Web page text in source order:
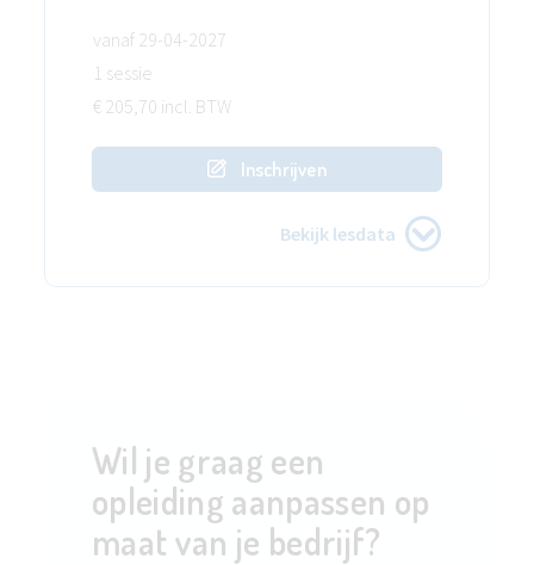
vanaf 29-04-2027
1 sessie
€ 205,70 incl. BTW
Inschrijven
Bekijk lesdata
Wil je graag een
opleiding aanpassen op
maat van je bedrijf?